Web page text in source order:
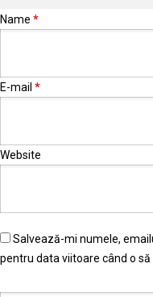
Name *
E-mail *
Website
Salvează-mi numele,
pentru data viitoare când o să